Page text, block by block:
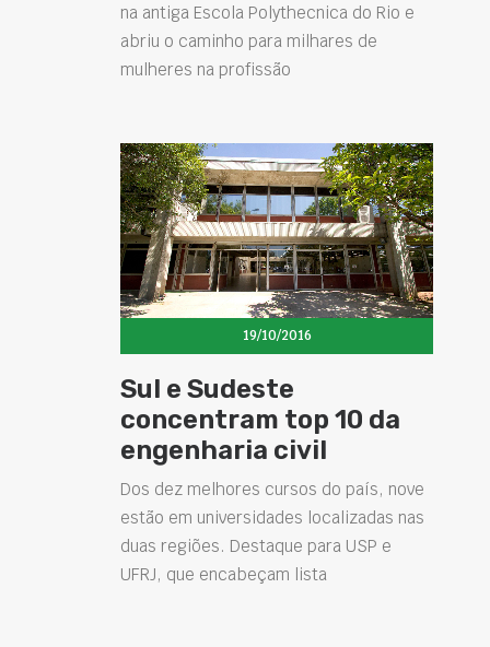
na antiga Escola Polythecnica do Rio e
abriu o caminho para milhares de
mulheres na profissão
19/10/2016
Sul e Sudeste
concentram top 10 da
engenharia civil
Dos dez melhores cursos do país, nove
estão em universidades localizadas nas
duas regiões. Destaque para USP e
UFRJ, que encabeçam lista